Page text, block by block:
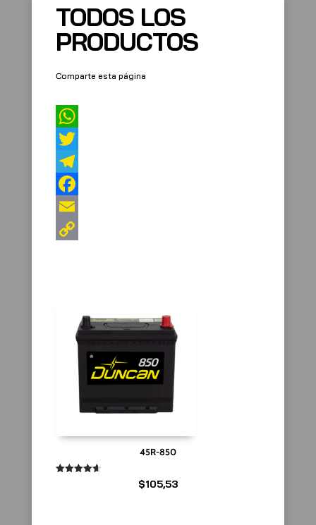
TODOS LOS
PRODUCTOS
Comparte esta página
45R-850
$105,53